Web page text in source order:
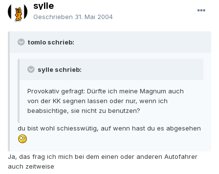
sylle
Geschrieben 31. Mai 2004
tomlo schrieb:
sylle schrieb:
Provokativ gefragt: Dürfte ich meine Magnum auch
von der KK segnen lassen oder nur, wenn ich
beabsichtige, sie nicht zu benutzen?
du bist wohl schiesswütig, auf wenn hast du es abgesehen
Ja, das frag ich mich bei dem einen oder anderen Autofahrer
auch zeitweise